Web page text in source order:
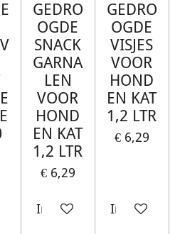
GEDRO
OGDE
SNACK
GARNA
LEN
VOOR
HOND
EN KAT
1,2 LTR
€ 6,29
In winkelwagen
GEDRO
OGDE
VISJES
VOOR
HOND
EN KAT
1,2 LTR
€ 6,29
In